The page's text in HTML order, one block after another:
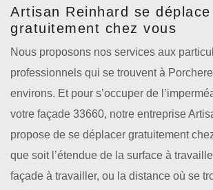
Artisan Reinhard se déplace
gratuitement chez vous
Nous proposons nos services aux
professionnels qui se trouvent à
environs. Et pour s’occuper de
votre façade 33660, notre entreprise
propose de se déplacer gratuitement
que soit l’étendue de la surface à
façade à travailler, ou la distance où se